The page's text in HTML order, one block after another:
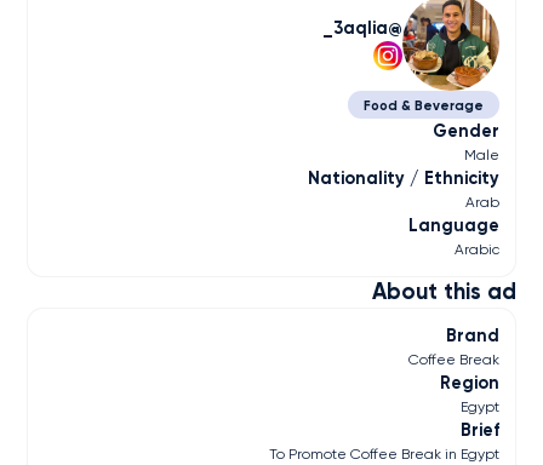
About this ad
Brand
Coffee Break
Region
Egypt
Brief
To Promote Coffee Break in Egypt
3aqlia_
Food & Beverage
Gender
Male
Nationality / Ethnicity
Arab
Language
Arabic